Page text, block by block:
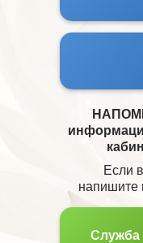
Служба
Если
напишите